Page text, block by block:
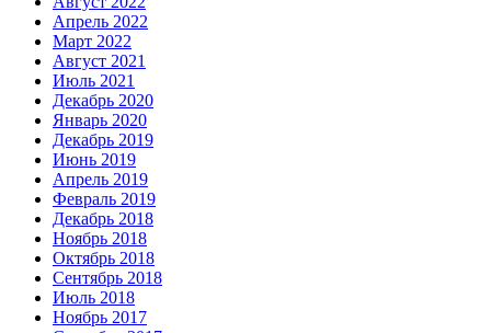
Апрель 2022
Март 2022
Август 2021
Июль 2021
Декабрь 2020
Январь 2020
Декабрь 2019
Июнь 2019
Апрель 2019
Февраль 2019
Декабрь 2018
Ноябрь 2018
Октябрь 2018
Сентябрь 2018
Июль 2018
Ноябрь 2017